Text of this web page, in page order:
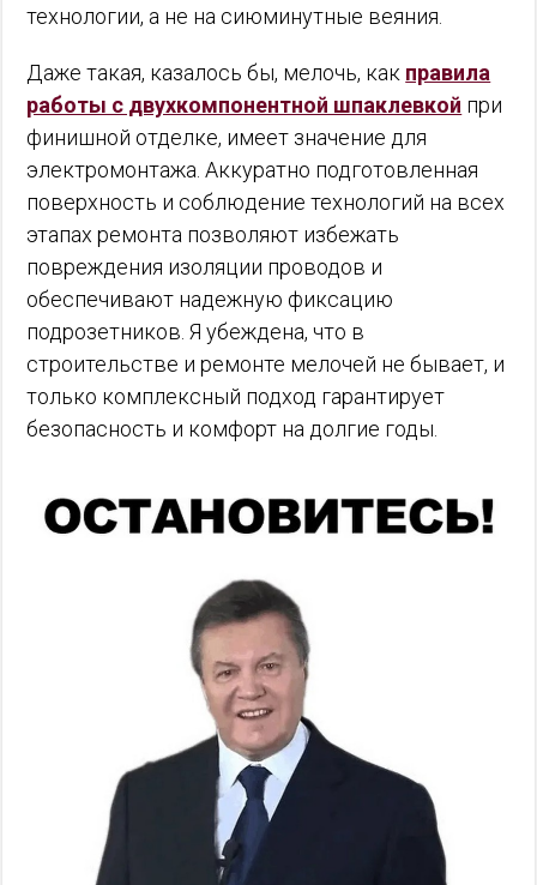
технологии, а не на сиюминутные веяния.
Даже такая, казалось бы, мелочь, как правила
работы с двухкомпонентной шпаклевкой при
финишной отделке, имеет значение для
электромонтажа. Аккуратно подготовленная
поверхность и соблюдение технологий на всех
этапах ремонта позволяют избежать
повреждения изоляции проводов и
обеспечивают надежную фиксацию
подрозетников. Я убеждена, что в
строительстве и ремонте мелочей не бывает, и
только комплексный подход гарантирует
безопасность и комфорт на долгие годы.